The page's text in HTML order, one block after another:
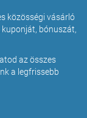
közösségi vásárló
kuponját, bónuszát,
az összes
a legfrissebb